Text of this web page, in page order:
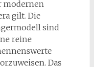
modernen
gilt. Die
sind
reine
Das